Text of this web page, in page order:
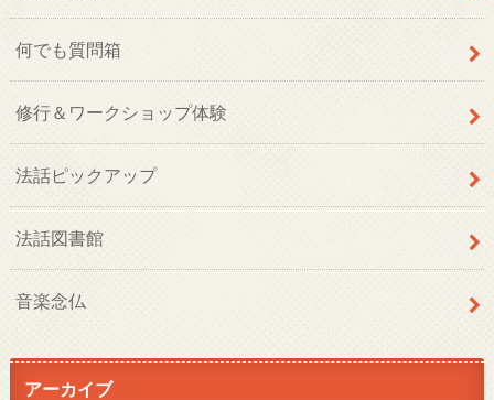
何でも質問箱
修行＆ワークショップ体験
法話ピックアップ
法話図書館
音楽念仏
アーカイブ